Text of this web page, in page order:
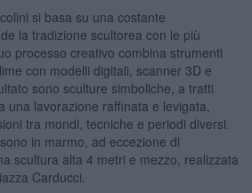
si basa su una costante
la tradizione scultorea con le più
processo creativo combina strumenti
con modelli digitali, scanner 3D e
sono sculture simboliche, a tratti
una lavorazione raffinata e levigata,
tra mondi, tecniche e periodi diversi.
in marmo, ad eccezione di
scultura alta 4 metri e mezzo, realizzata
Carducci.